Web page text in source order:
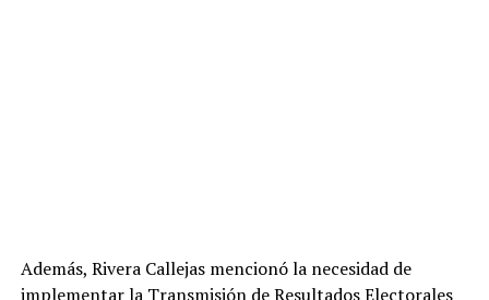
Además, Rivera Callejas mencionó la necesidad de
implementar la Transmisión de Resultados Electorales